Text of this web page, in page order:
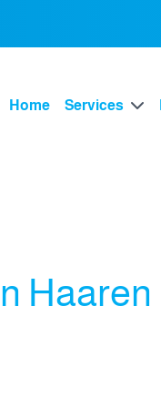
Home Services
Haaren